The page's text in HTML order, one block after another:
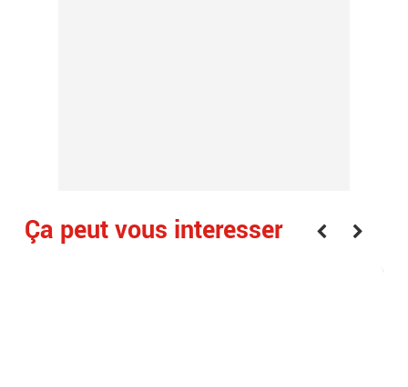
Ça peut vous interesser